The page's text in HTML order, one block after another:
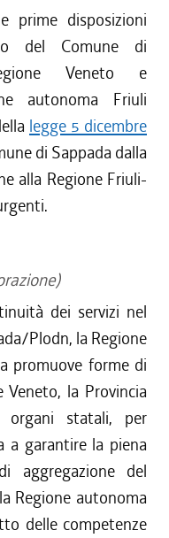
prime disposizioni
del Comune di
Veneto e
autonoma Friuli
legge 5 dicembre
di Sappada dalla
alla Regione Friuli-
dei servizi nel
Plodn, la Regione
promuove forme di
Veneto, la Provincia
statali, per
a garantire la piena
aggregazione del
Regione autonoma
delle competenze